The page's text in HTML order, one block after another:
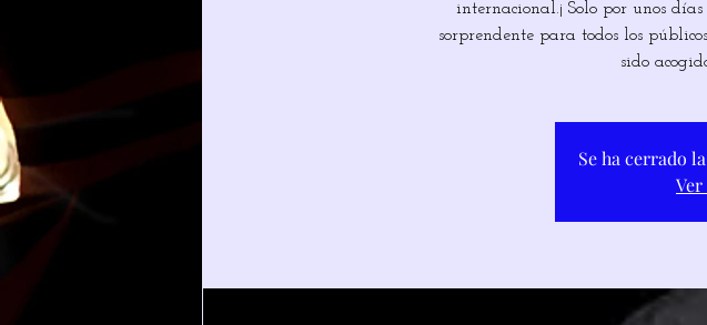
internacional.¡ Solo por unos
sorprendente para todos los
sido
Se ha cerrado